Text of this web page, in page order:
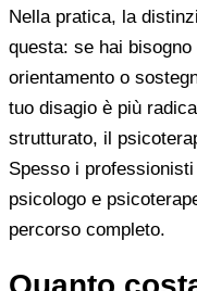
Nella pratica, la
questa: se hai
orientamento o
tuo disagio è più
strutturato, il
Spesso i
psicologo e
percorso completo.